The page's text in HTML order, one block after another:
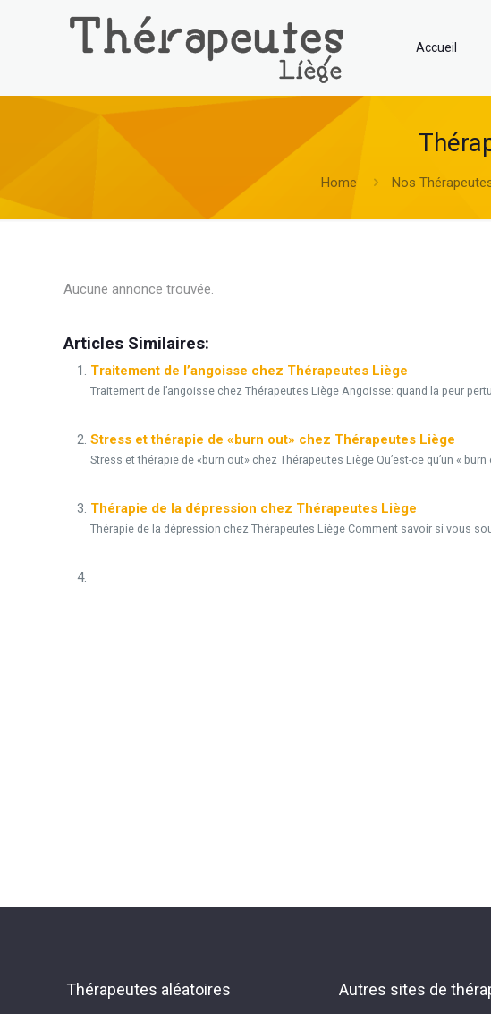
Accueil
Home Nos
Aucune annonce trouvée.
Articles Similaires:
Traitement de l’angoisse chez Thérapeutes Liège
Traitement de l’angoisse chez Thérapeutes Liège Angoisse: quand la peur
Stress et thérapie de «burn out» chez Thérapeutes Liège
Stress et thérapie de «burn out» chez Thérapeutes Liège Qu’est-ce qu’un «
Thérapie de la dépression chez Thérapeutes Liège
Thérapie de la dépression chez Thérapeutes Liège Comment savoir si vous
...
Thérapeutes aléatoires Autres sites de